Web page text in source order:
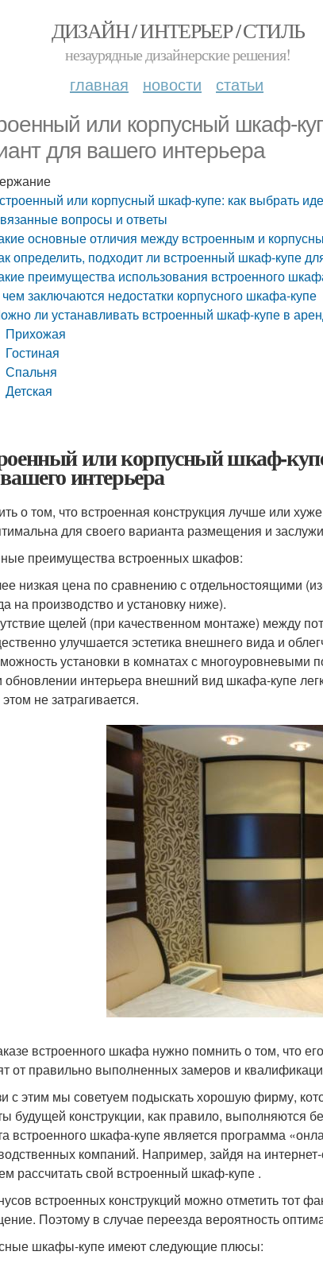
ДИЗАЙН / ИНТЕРЬЕР / СТИЛЬ
незаурядные дизайнерские решения!
главная новости статьи
или корпусный шкаф-
для вашего интерьера
или корпусный шкаф-купе: как выбрать
вопросы и ответы
основные отличия между встроенным и
определить, подходит ли встроенный шкаф-купе
преимущества использования встроенного
заключаются недостатки корпусного шкафа-купе
ли устанавливать встроенный шкаф-купе в
Прихожая
Гостиная
Спальня
Детская
или корпусный шкаф-
интерьера
о том, что встроенная конструкция лучше или
для своего варианта размещения и
преимущества встроенных шкафов:
низкая цена по сравнению с отдельностоящими
на производство и установку ниже).
щелей (при качественном монтаже) между
улучшается эстетика внешнего вида и
установки в комнатах с многоуровневыми
обновлении интерьера внешний вид шкафа-купе
не затрагивается.
встроенного шкафа нужно помнить о том, что
от правильно выполненных замеров и
с этим мы советуем подыскать хорошую фирму,
будущей конструкции, как правило, выполняются
встроенного шкафа-купе является программа
компаний. Например, зайдя на
рассчитать свой встроенный шкаф-купе .
встроенных конструкций можно отметить тот
Поэтому в случае переезда вероятность
шкафы-купе имеют следующие плюсы: